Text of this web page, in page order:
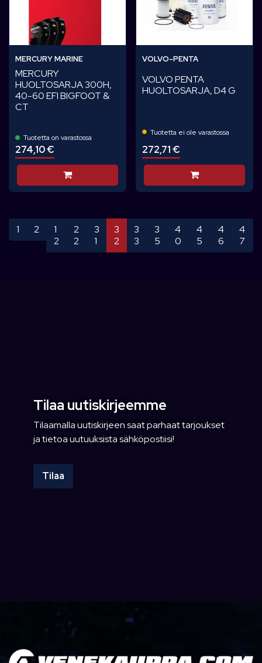
MERCURY MARINE
MERCURY
HUOLTOSARJA 300H,
40-60 EFI BIGFOOT &
CT
Tuotetta on varastossa
274,10 €
Lisää koriin
VOLVO-PENTA
VOLVO PENTA
HUOLTOSARJA, D4 G
Tuotetta ei ole varastossa
272,71 €
Lisää koriin
1 2
1
2
2
2
3
1
3
2
3
3
3
5
4
0
4
5
4
6
4
7
Tilaa uutiskirjeemme
Tilaamalla uutiskirjeen saat parhaat tarjoukset
ja tietoa uutuuksista sähköpostiisi!
Tilaa